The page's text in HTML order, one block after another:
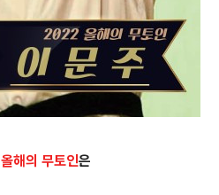
올해의 무토인은